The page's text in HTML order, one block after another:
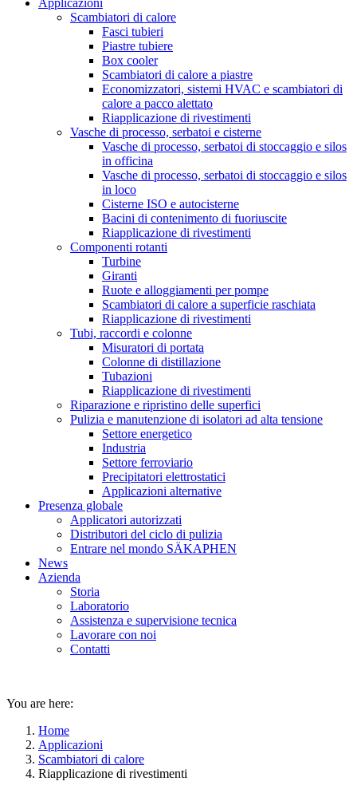
Applicazioni
Scambiatori di calore
Fasci tubieri
Piastre tubiere
Box cooler
Scambiatori di calore a piastre
Economizzatori, sistemi HVAC e scambiatori di
calore a pacco alettato
Riapplicazione di rivestimenti
Vasche di processo, serbatoi e cisterne
Vasche di processo, serbatoi di stoccaggio e silos
in officina
Vasche di processo, serbatoi di stoccaggio e silos
in loco
Cisterne ISO e autocisterne
Bacini di contenimento di fuoriuscite
Riapplicazione di rivestimenti
Componenti rotanti
Turbine
Giranti
Ruote e alloggiamenti per pompe
Scambiatori di calore a superficie raschiata
Riapplicazione di rivestimenti
Tubi, raccordi e colonne
Misuratori di portata
Colonne di distillazione
Tubazioni
Riapplicazione di rivestimenti
Riparazione e ripristino delle superfici
Pulizia e manutenzione di isolatori ad alta tensione
Settore energetico
Industria
Settore ferroviario
Precipitatori elettrostatici
Applicazioni alternative
Presenza globale
Applicatori autorizzati
Distributori del ciclo di pulizia
Entrare nel mondo SÄKAPHEN
News
Azienda
Storia
Laboratorio
Assistenza e supervisione tecnica
Lavorare con noi
Contatti
You are here:
Home
Applicazioni
Scambiatori di calore
Riapplicazione di rivestimenti